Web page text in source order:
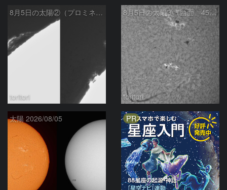
8月5日の太陽②（プロミネンス北東縁 ）
toritori
8月5日の太陽➂（西面 4502 C1.7フレア ）
toritori
太陽 2026/08/05 PR